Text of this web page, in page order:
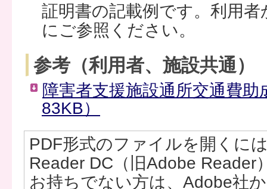
証明書の記載例です。利用
にご参照ください。
参考（利用者、施設共通）
障害者支援施設通所交通費
83KB）
PDF形式のファイルを開くに
Reader DC（旧Adobe Reader
お持ちでない方は、Adobe社